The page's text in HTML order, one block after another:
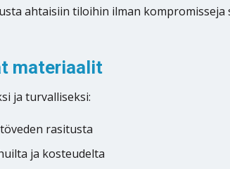
ahtaisiin tiloihin ilman kompromisseja
materiaalit
ja turvalliseksi:
rasitusta
ja kosteudelta